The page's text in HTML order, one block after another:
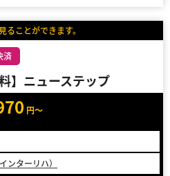
ることができます。
済
】ニューステップ
円～
ンターリハ）